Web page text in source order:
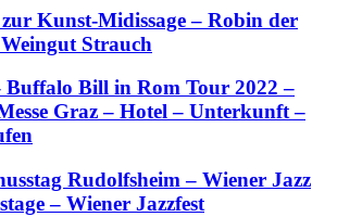
Kunst-Midissage – Robin der
Strauch
Buffalo Bill in Rom Tour 2022 –
Graz – Hotel – Unterkunft –
Rudolfsheim – Wiener Jazz
– Wiener Jazzfest